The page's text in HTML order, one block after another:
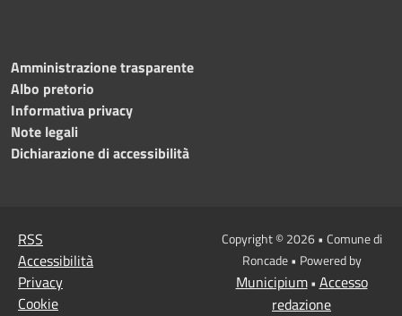
Amministrazione trasparente
Albo pretorio
Informativa privacy
Note legali
Dichiarazione di accessibilità
RSS
Accessibilità
Privacy
Cookie
Copyright © 2026 • Comune di
Roncade • Powered by
Municipium• Accesso
redazione